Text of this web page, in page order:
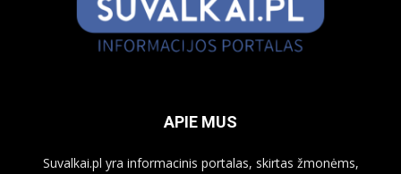
APIE MUS
Suvalkai.pl yra informacinis portalas, skirtas žmonėms,